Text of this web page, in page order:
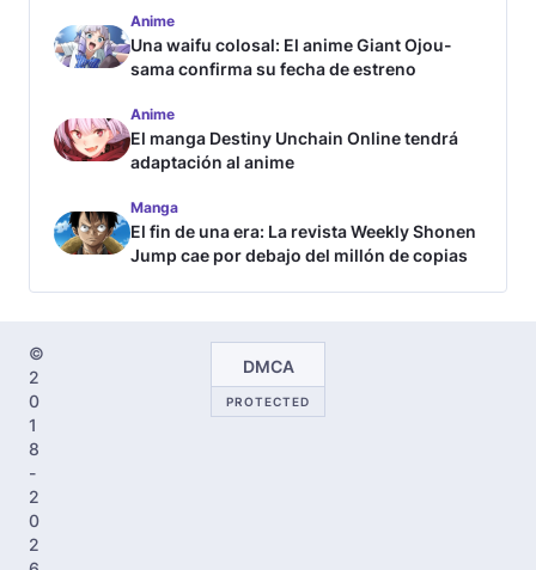
Anime
Una waifu colosal: El anime Giant Ojou-
sama confirma su fecha de estreno
Anime
El manga Destiny Unchain Online tendrá
adaptación al anime
Manga
El fin de una era: La revista Weekly Shonen
Jump cae por debajo del millón de copias
©
2
0
1
8
-
2
0
2
DMCA
PROTECTED